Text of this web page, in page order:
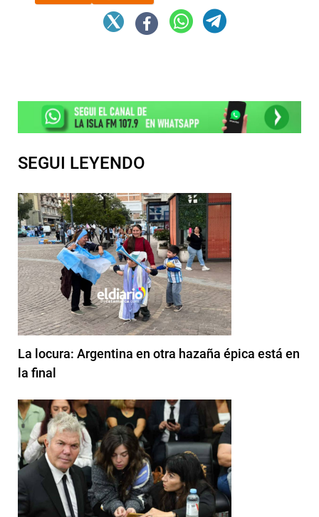
SEGUI LEYENDO
La locura: Argentina en otra hazaña épica está en
la final